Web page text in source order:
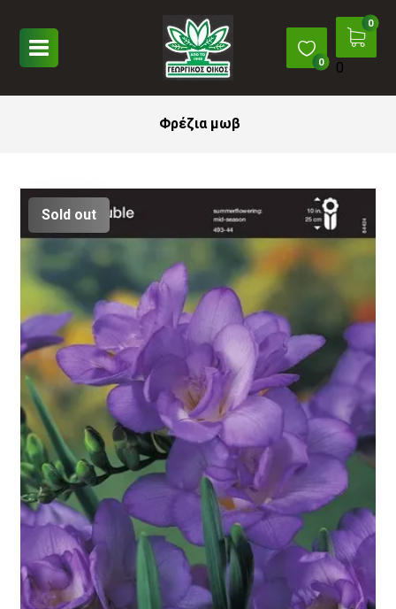
0
Φρέζια μωβ
Sold out